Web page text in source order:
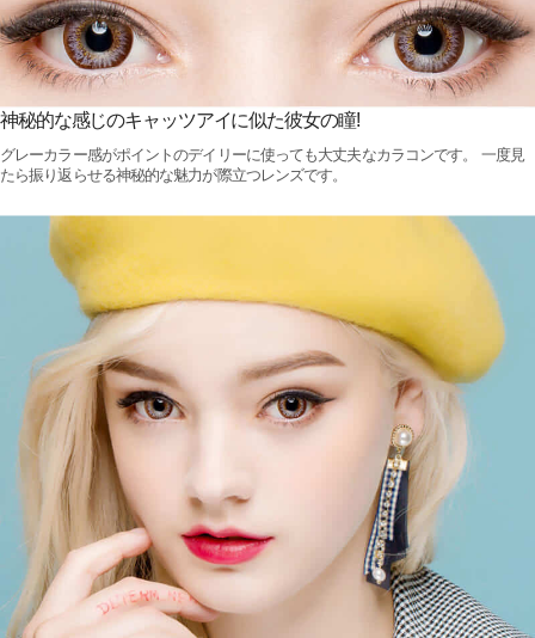
神秘的な感じのキャッツアイに似た彼女の瞳!
グレーカラー感がポイントのデイリーに使っても大丈夫なカラコンです。 一度見
たら振り返らせる神秘的な魅力が際立つレンズです。